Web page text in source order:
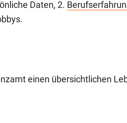
Daten, 2.
einen übersichtlichen